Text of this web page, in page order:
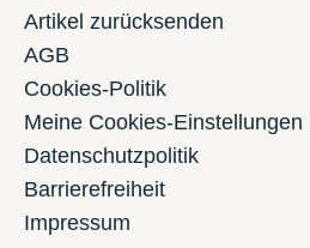
Artikel zurücksenden
AGB
Cookies-Politik
Meine Cookies-Einstellungen
Datenschutzpolitik
Barrierefreiheit
Impressum